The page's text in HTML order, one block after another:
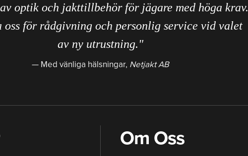
optik och jakttillbehör för jägare med höga krav.
oss för rådgivning och personlig service vid valet
av ny utrustning."
Med vänliga hälsningar, Netjakt AB
Om Oss